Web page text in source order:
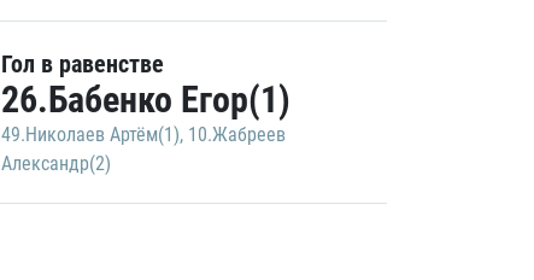
Гол в равенстве
26.Бабенко Егор(1)
49.Николаев Артём(1), 10.Жабреев
Александр(2)